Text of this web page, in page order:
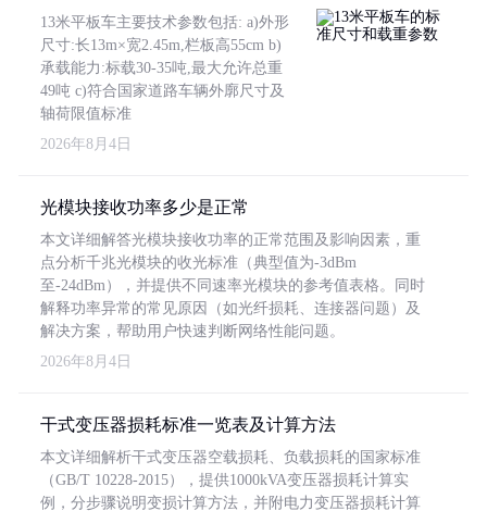
13米平板车主要技术参数包括: a)外形
尺寸:长13m×宽2.45m,栏板高55cm b)
承载能力:标载30-35吨,最大允许总重
49吨 c)符合国家道路车辆外廓尺寸及
轴荷限值标准
2026年8月4日
光模块接收功率多少是正常
本文详细解答光模块接收功率的正常范围及影响因素，重
点分析千兆光模块的收光标准（典型值为-3dBm
至-24dBm），并提供不同速率光模块的参考值表格。同时
解释功率异常的常见原因（如光纤损耗、连接器问题）及
解决方案，帮助用户快速判断网络性能问题。
2026年8月4日
干式变压器损耗标准一览表及计算方法
本文详细解析干式变压器空载损耗、负载损耗的国家标准
（GB/T 10228-2015），提供1000kVA变压器损耗计算实
例，分步骤说明变损计算方法，并附电力变压器损耗计算